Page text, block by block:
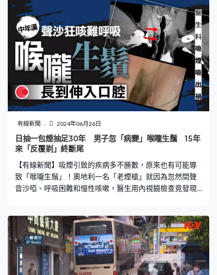
傳的其中一段影片可見，橫琴口岸澳門口岸區的士站有兩
名女子發生爭執，其中短髮婦追打白衣女至馬路，白衣女
隨即反擊。一名男子上前用身體分隔開二人，企圖阻止衝
突。此時後面一名黑衣女子加入戰團，她將手袋砸向三人
位置，怎料擊中勸架的男子，黑衣女隨後扑向短髮女。 只
見短髮女一手扯著白衣女的馬尾辮，另一手拉扯黑衣女頭
髮，期間失平衡，短髮女與黑衣女齊齊倒地。短髮女趁機
腳踢黑衣女，反被對方壓住在地，白衣女見狀亦掙脫男子
的控制，跑上前狠踢短髮女頭部，但再被拉走。此時，一
名身穿制服的治安警員趕到現場，並喝令現場人士停手。
而另一段影片則見到，該名白衣女企圖逃離現場，警員上
前追截，一手扯著其馬尾辮，並扯著返回事發現場，期間
多次大聲怒斥「過嚟！咩事呀你」、「咁你走咩呀」、
安警察局昨晚回應指，經了解，事發在26日中午
有線新聞 2024年06月26日
日抽一包煙抽足30年 男子忽「病變」喉嚨生鬚 15年
來「反覆剃」終斷尾
【有線新聞】吸煙引致的疾病多不勝數，原來也有可能導
致「喉嚨生鬚」！奧地利一名「老煙槍」就因為忽然間聲
音沙啞、呼吸困難和慢性咳嗽，醫生用內視鏡檢查竟發現
心戒煙才終於斷尾。 氣管曾開刀插管 發炎或致幹細胞變
毛囊 據外國傳媒報道，這名男子從1990年20歲時就開始
抽菸，菸齡長達30年，此前就曾試過「咳出一根頭髮」。
至2007年時他因為聲音沙啞、呼吸困難和長期咳嗽去看醫
生，醫生檢查竟發現他之前接受過手術的喉嚨區域長出了